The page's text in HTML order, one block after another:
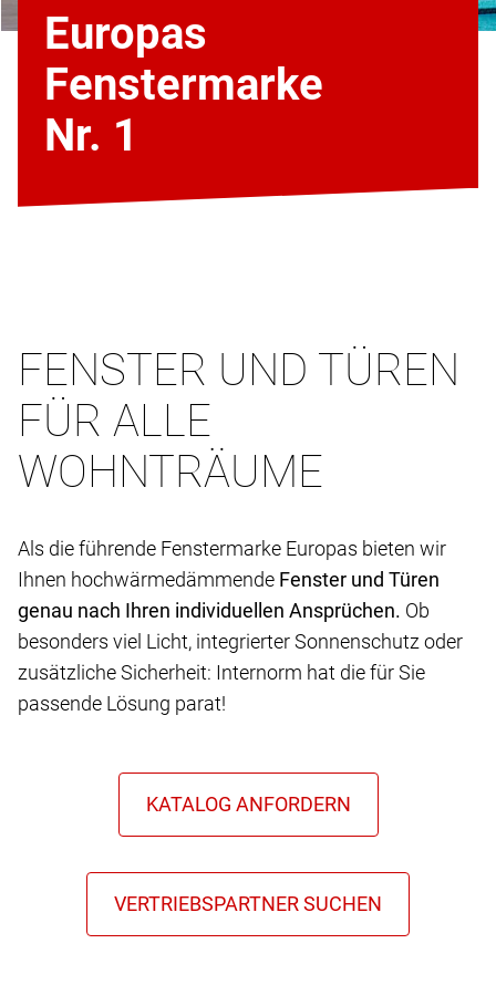
Europas
Fenstermarke
Nr. 1
FENSTER UND TÜREN
FÜR ALLE
WOHNTRÄUME
Als die führende Fenstermarke Europas bieten wir
Ihnen hochwärmedämmende Fenster und Türen
genau nach Ihren individuellen Ansprüchen. Ob
besonders viel Licht, integrierter Sonnenschutz oder
zusätzliche Sicherheit: Internorm hat die für Sie
passende Lösung parat!